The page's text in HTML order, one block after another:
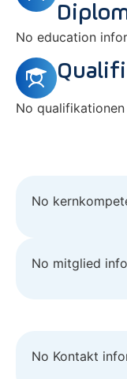
No education
No
No
No mitglied
No Kontakt